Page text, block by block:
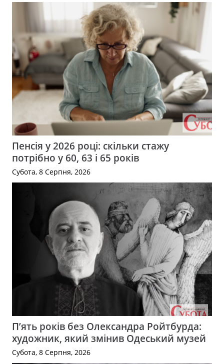
Пенсія у 2026 році: скільки стажу
потрібно у 60, 63 і 65 років
Субота, 8 Серпня, 2026
П’ять років без Олександра Ройтбурда:
художник, який змінив Одеський музей
Субота, 8 Серпня, 2026